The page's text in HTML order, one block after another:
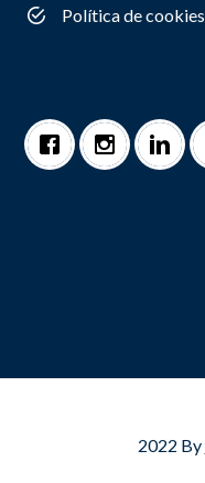
Política de cookies
2022 By